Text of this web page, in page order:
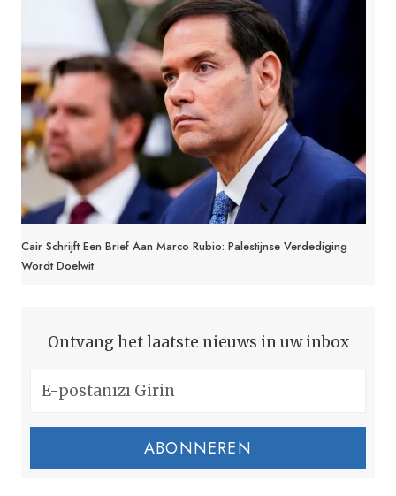
Cair Schrijft Een Brief Aan Marco Rubio: Palestijnse Verdediging
Wordt Doelwit
Ontvang het laatste nieuws in uw inbox
ABONNEREN